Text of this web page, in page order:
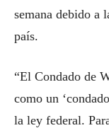
semana debido a
país.
“El Condado de
como un
la ley federal.